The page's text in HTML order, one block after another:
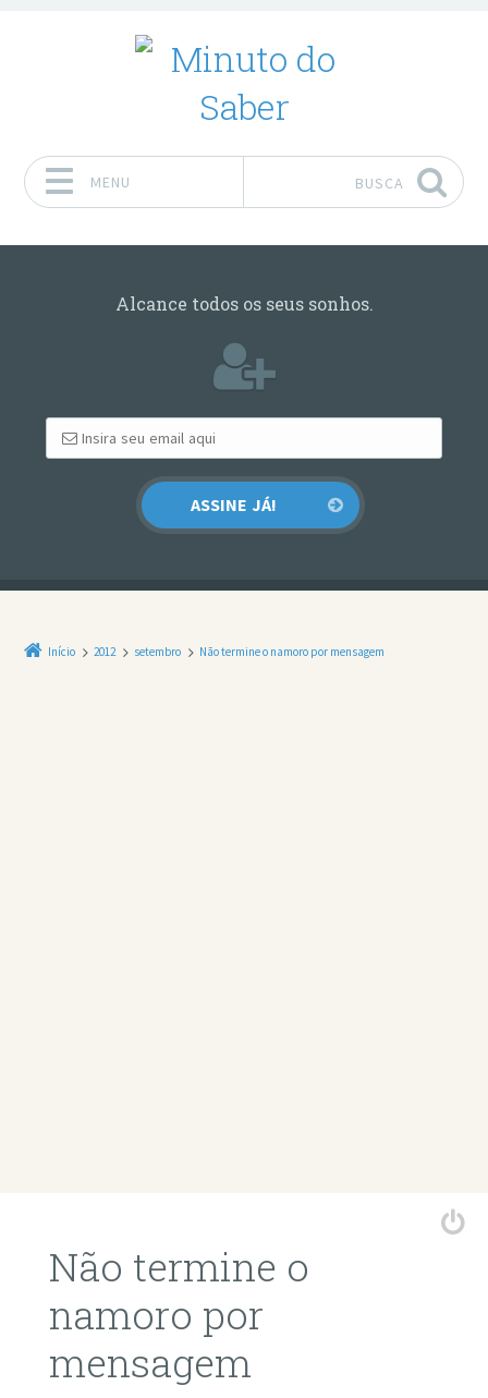
MENU BUSCA
Alcance todos os seus sonhos.
Início 2012 setembro Não termine o namoro por mensagem
Não termine o
namoro por
mensagem